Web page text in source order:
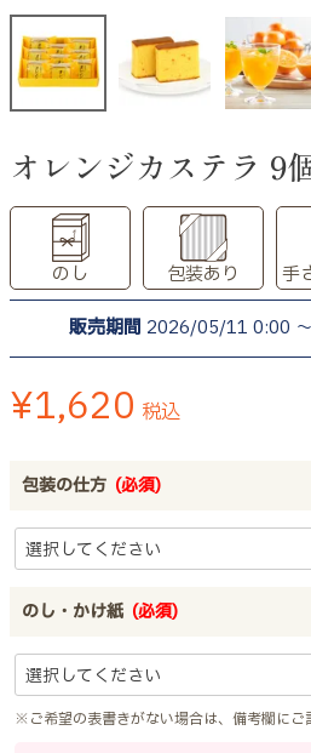
オレンジカステラ 9
のし 包装あり
手
販売期間 2026/05/11 0:00 〜
¥1,620 税込
包装の仕方 (必須)
のし・かけ紙 (必須)
※ご希望の表書きがない場合は、備考欄にご